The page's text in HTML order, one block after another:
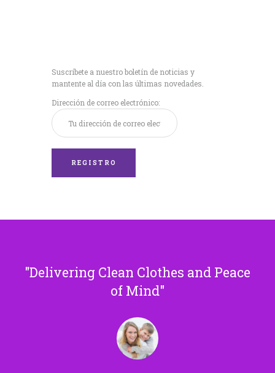
Suscríbete a nuestro boletín de noticias y
mantente al día con las últimas novedades.
Dirección de correo electrónico:
Delivering Clean Clothes and Peace
of Mind